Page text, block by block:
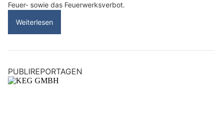
Feuer- sowie das Feuerwerksverbot.
Weiterlesen
PUBLIREPORTAGEN